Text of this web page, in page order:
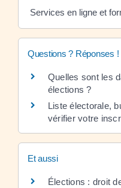
Services en ligne et
Questions ? Réponses !
Quelles sont les
élections ?
Liste électorale,
vérifier votre
Et aussi
Élections : droit